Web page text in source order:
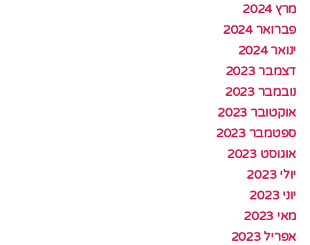
מרץ 2024
פברואר 2024
ינואר 2024
דצמבר 2023
נובמבר 2023
אוקטובר 2023
ספטמבר 2023
אוגוסט 2023
יולי 2023
יוני 2023
מאי 2023
אפריל 2023